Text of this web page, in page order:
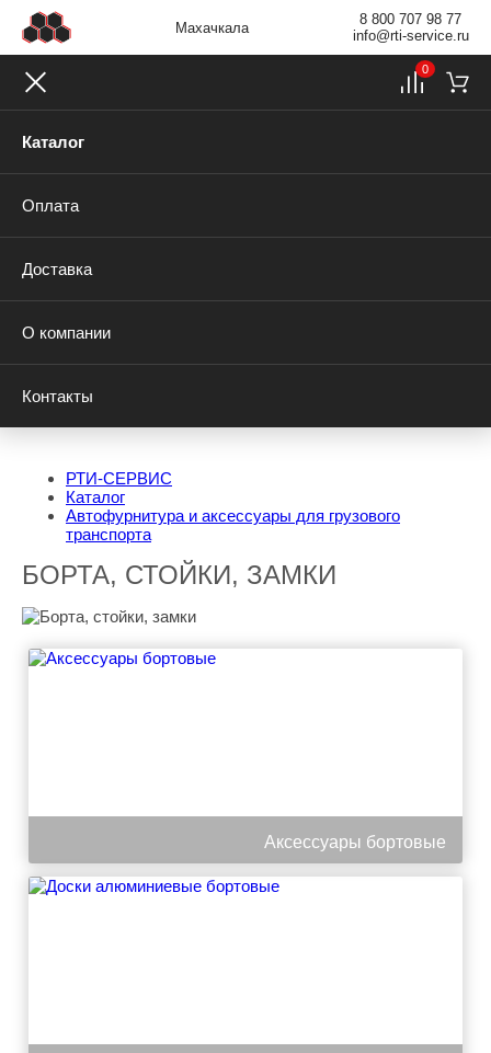
Махачкала
8 800 707 98 77
info@rti-service.ru
Каталог
Оплата
Доставка
О компании
Контакты
0
РТИ-СЕРВИС
Каталог
Автофурнитура и аксессуары для грузового
транспорта
БОРТА, СТОЙКИ, ЗАМКИ
Аксессуары бортовые